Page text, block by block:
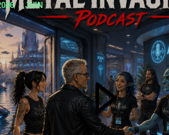
JUIN
INVASION PODCAST